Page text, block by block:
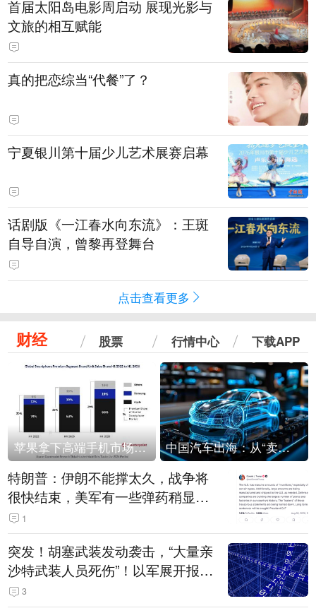
首届太阳岛电影周启动 展现光影与
文旅的相互赋能
真的把恋综当“代餐”了？
宁夏银川第十届少儿艺术展赛启幕
话剧版《一江春水向东流》：王斑
自导自演，曾黎再登舞台
点击查看更多
财经 股票 行情中心 下载APP
苹果拿下高端手机市场65%的份额：iPhone 17系列功不可没 中国汽车出海：从“卖出去”到“走进去”
特朗普：伊朗不能撑太久，战争将
很快结束，美军有一些弹药稍显紧
张！伊朗公布拟议的海峡管理文本
1
突发！胡塞武装发动袭击，“大量亲
沙特武装人员死伤”！以军展开报复
性空袭
3